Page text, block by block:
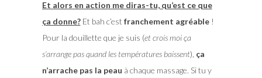
Et alors en action me diras-tu, qu’est ce que
ça donne?Et bah c’est franchement agréable!
Pour la douillette que je suis (et crois moi ça
s’arrange pas quand les températures baissent), ça
n’arrache pas la peau à chaque massage. Si tu y